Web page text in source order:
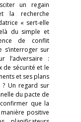
un regain
la recherche
« sert-elle
du simple et
de conflit
s’interroger sur
l’adversaire :
de sécurité et le
et ses plans
Un regard sur
du pacte de
que la
positive